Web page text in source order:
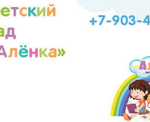
етский
д
лёнка»
+7-903-